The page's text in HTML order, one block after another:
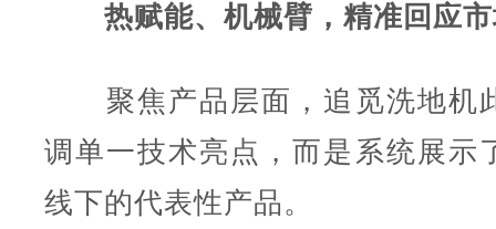
热赋能、机械臂，精准回应市
聚焦产品层面，追觅洗地机
调单一技术亮点，而是系统展示
线下的代表性产品。